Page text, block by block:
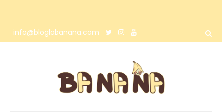
info@bloglabanana.com